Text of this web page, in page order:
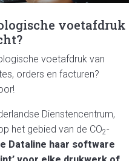
voetafdruk
voetafdruk van
orders en facturen?
Dienstencentrum,
het gebied van de CO2-
Dataline haar software